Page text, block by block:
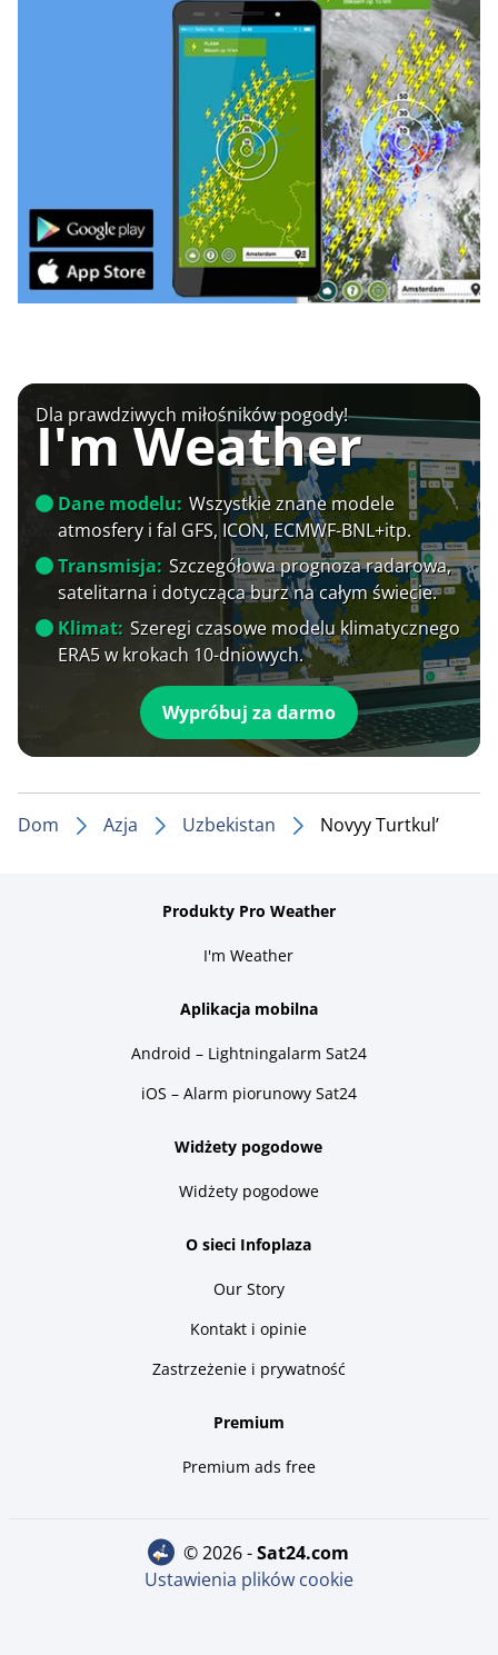
Dla prawdziwych miłośników pogody!
I'm Weather
Dane modelu: Wszystkie znane modele
atmosfery i fal GFS, ICON, ECMWF-BNL+itp.
Transmisja: Szczegółowa prognoza radarowa,
satelitarna i dotycząca burz na całym świecie.
Klimat: Szeregi czasowe modelu klimatycznego
ERA5 w krokach 10-dniowych.
Wypróbuj za darmo
Dom Azja Uzbekistan Novyy Turtkul’
Produkty Pro Weather
I'm Weather
Aplikacja mobilna
Android – Lightningalarm Sat24
iOS – Alarm piorunowy Sat24
Widżety pogodowe
Widżety pogodowe
O sieci Infoplaza
Our Story
Kontakt i opinie
Zastrzeżenie i prywatność
Premium
Premium ads free
© 2026 - sat24.com
Ustawienia plików cookie